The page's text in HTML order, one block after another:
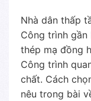
Nhà dân thấp
Công trình gần
thép mạ đồng
Công trình
chất. Cách
nêu trong bài